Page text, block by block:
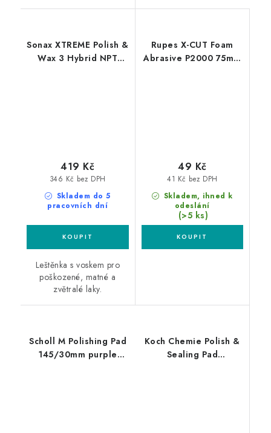
Sonax XTREME Polish &
Wax 3 Hybrid NPT
Skladem do 5
pracovních dní
346 Kč bez DPH
419 Kč
Leštěnka s voskem pro
poškozené, matné a
zvětralé laky.
Rupes X-CUT Foam
Abrasive P2000 75mm
Skladem, ihned k
odeslání
(>5 ks)
41 Kč bez DPH
49 Kč
Scholl M Polishing Pad
145/30mm purple
Koch Chemie Polish &
Sealing Pad